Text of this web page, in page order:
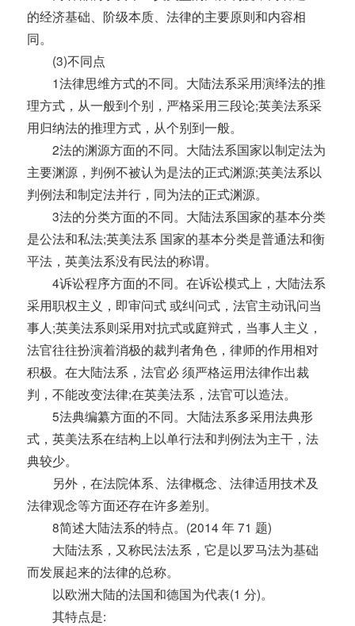
的经济基础、阶级本质、法律的主要原则和内容相
同。
(3)不同点
1法律思维方式的不同。大陆法系采用演绎法的推
理方式，从一般到个别，严格采用三段论;英美法系采
用归纳法的推理方式，从个别到一般。
2法的渊源方面的不同。大陆法系国家以制定法为
主要渊源，判例不被认为是法的正式渊源;英美法系以
判例法和制定法并行，同为法的正式渊源。
3法的分类方面的不同。大陆法系国家的基本分类
是公法和私法;英美法系 国家的基本分类是普通法和衡
平法，英美法系没有民法的称谓。
4诉讼程序方面的不同。在诉讼模式上，大陆法系
采用职权主义，即审问式 或纠问式，法官主动讯问当
事人;英美法系则采用对抗式或庭辩式，当事人主义，
法官往往扮演着消极的裁判者角色，律师的作用相对
积极。在大陆法系，法官必 须严格运用法律作出裁
判，不能改变法律;在英美法系，法官可以造法。
5法典编纂方面的不同。大陆法系多采用法典形
式，英美法系在结构上以单行法和判例法为主干，法
典较少。
另外，在法院体系、法律概念、法律适用技术及
法律观念等方面还存在许多差别。
8简述大陆法系的特点。(2014 年 71 题)
大陆法系，又称民法法系，它是以罗马法为基础
而发展起来的法律的总称。
以欧洲大陆的法国和德国为代表(1 分)。
其特点是: